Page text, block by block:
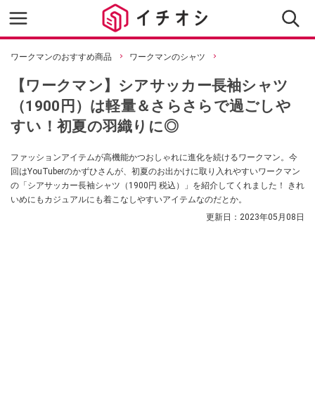
ワークマンのおすすめ商品 ワークマンのシャツ
【ワークマン】シアサッカー長袖シャツ
（1900円）は軽量＆さらさらで過ごしや
すい！初夏の羽織りに◎
ファッションアイテムが高機能かつおしゃれに進化を続けるワークマン。今
回はYouTuberのかずひさんが、初夏のお出かけに取り入れやすいワークマン
の「シアサッカー長袖シャツ（1900円 税込）」を紹介してくれました！ きれ
いめにもカジュアルにも着こなしやすいアイテムなのだとか。
更新日： 2023年05月08日